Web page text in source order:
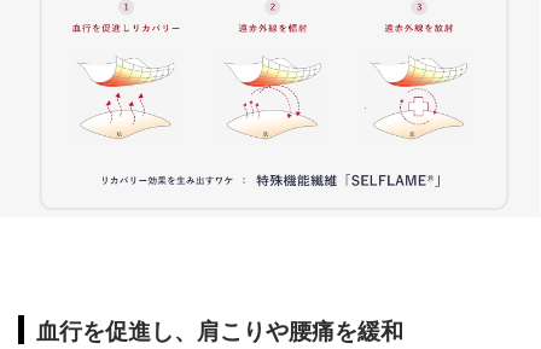
血行を促進し、肩こりや腰痛を緩和